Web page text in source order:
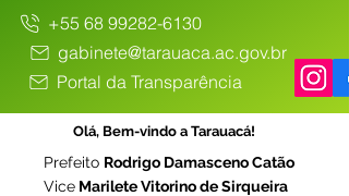
+55 68 99282-6130
gabinete@tarauaca.ac.gov.br
Portal da Transparência
Olá, Bem-vindo a Tarauacá!
Prefeito Rodrigo Damasceno Catão
Vice Marilete Vitorino de Sirqueira